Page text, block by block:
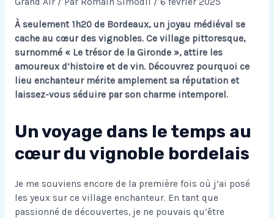
À seulement 1h20 de Bordeaux, un joyau médiéval se
cache au cœur des vignobles. Ce village pittoresque,
surnommé « Le trésor de la Gironde », attire les
amoureux d’histoire et de vin. Découvrez pourquoi ce
lieu enchanteur mérite amplement sa réputation et
laissez-vous séduire par son charme intemporel.
Un voyage dans le temps au
cœur du vignoble bordelais
Je me souviens encore de la première fois où j’ai posé
les yeux sur ce village enchanteur. En tant que
passionné de découvertes, je ne pouvais qu’être